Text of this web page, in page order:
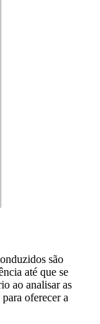
são
até que se
ao analisar as
oferecer a